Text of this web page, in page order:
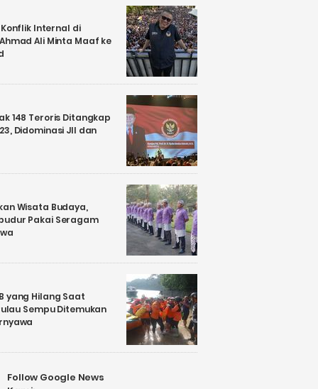
Internal di
Ali Minta Maaf ke
148 Teroris Ditangkap
Didominasi JII dan
Wisata Budaya,
Pakai Seragam
yang Hilang Saat
Sempu Ditemukan
Follow Google News